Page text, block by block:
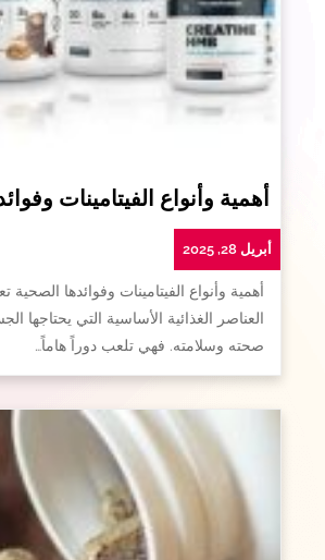
أهمية وأنواع الفيتامينات
أبريل 28, 2025
أهمية وأنواع الفيتامينات وفوائدها الصحية
العناصر الغذائية الأساسية التي يحتاجها
صحته وسلامته. فهي تلعب دوراً هاماً…